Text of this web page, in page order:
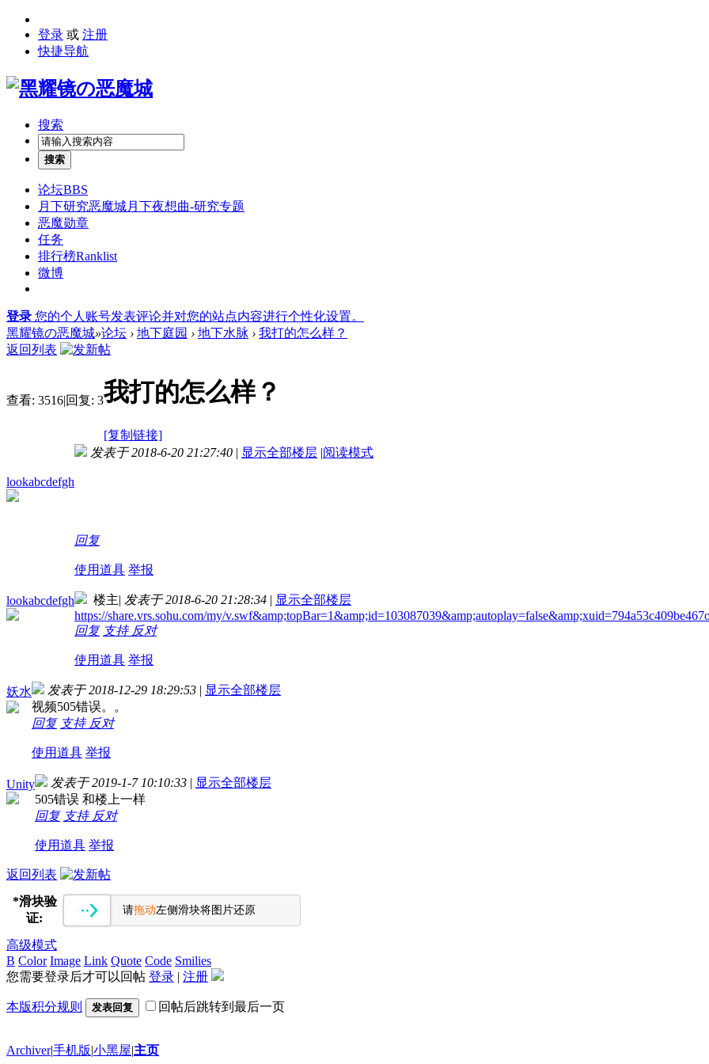
登录 或 注册
快捷导航
搜索
搜索
论坛BBS
月下研究恶魔城月下夜想曲-研究专题
恶魔勋章
任务
排行榜Ranklist
微博
登录 您的个人账号发表评论并对您的站点内容进行个性化设置。
黑耀镜の恶魔城»论坛 › 地下庭园 › 地下水脉 › 我打的怎么样？
返回列表
查看: 3516|回复: 3我打的怎么样？
[复制链接]
lookabcdefgh
发表于 2018-6-20 21:27:40 | 显示全部楼层 |阅读模式
回复
使用道具 举报
lookabcdefgh 楼主| 发表于 2018-6-20 21:28:34 | 显示全部楼层
https://share.vrs.sohu.com/my/
回复 支持 反对
使用道具 举报
妖水 发表于 2018-12-29 18:29:53 | 显示全部楼层
视频505错误。。
回复 支持 反对
使用道具 举报
Unity 发表于 2019-1-7 10:10:33 | 显示全部楼层
505错误 和楼上一样
回复 支持 反对
使用道具 举报
返回列表
*滑块验
证:
请拖动左侧滑块将图片还原
高级模式
B Color Image Link Quote Code Smilies
您需要登录后才可以回帖 登录 | 注册
本版积分规则 发表回复 回帖后跳转到最后一页
Archiver|手机版|小黑屋|主页